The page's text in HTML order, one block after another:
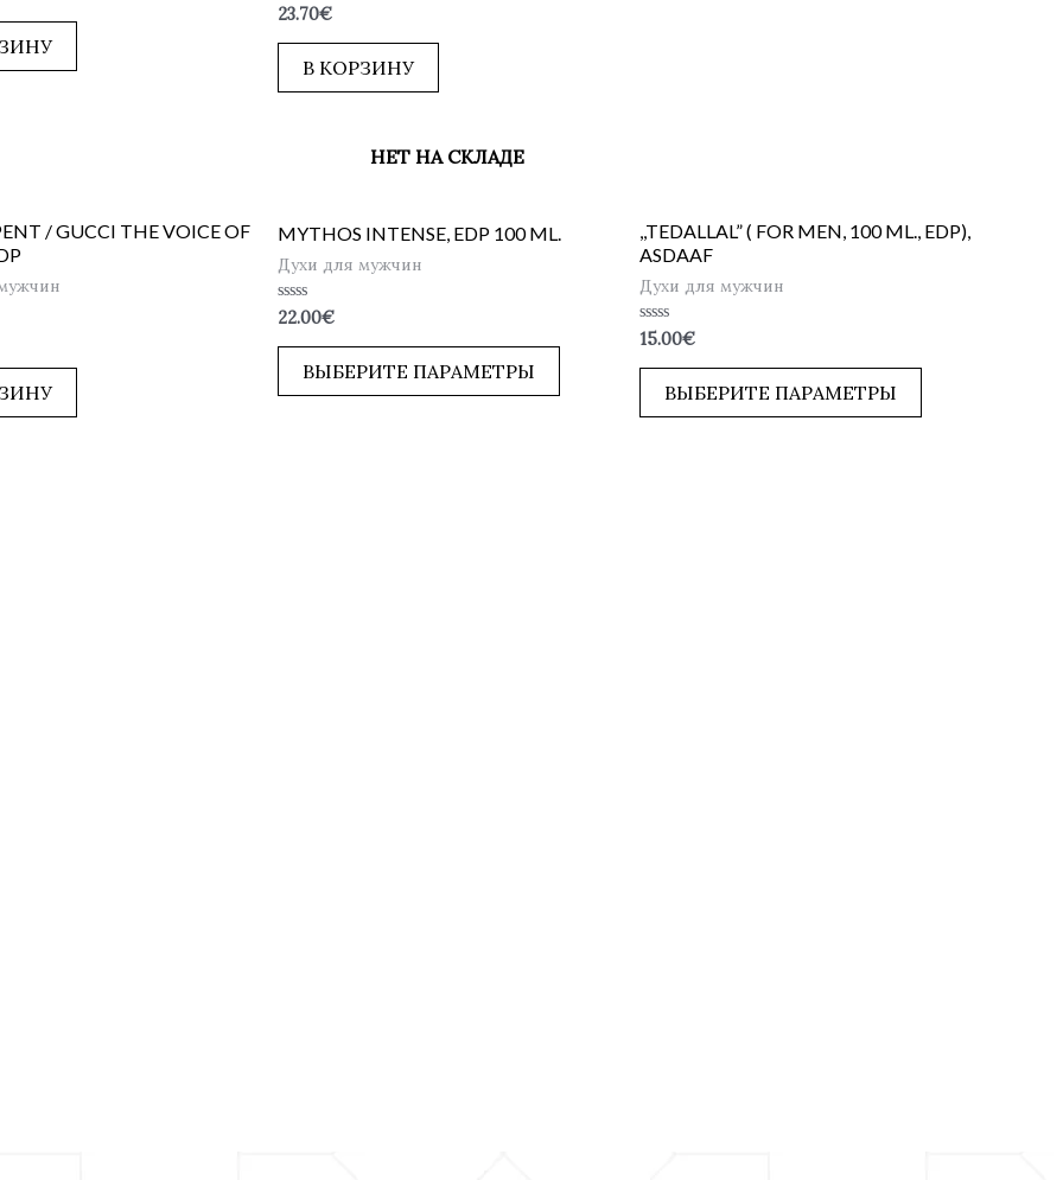
Оценка
0
из
23.70€
В КОРЗИНУ
/ GUCCI THE VOICE OF
НЕТ НА СКЛАДЕ
MYTHOS INTENSE, EDP 100 ML.
Духи для мужчин
Оценка
из
22.00€
ВЫБЕРИТЕ ПАРАМЕТРЫ
,,TEDALLAL” ( FOR MEN, 100 ML., EDP),
ASDAAF
Духи для мужчин
Оценка
из
15.00€
ВЫБЕРИТЕ ПАРАМЕТРЫ